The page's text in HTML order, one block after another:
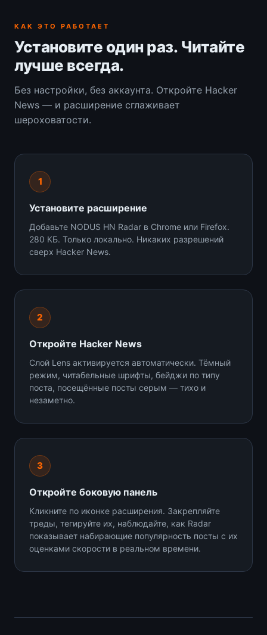
КАК ЭТО РАБОТАЕТ
Установите один раз. Читайте
лучше всегда.
Без настройки, без аккаунта. Откройте Hacker
News — и расширение сглаживает
шероховатости.
1
Установите расширение
Добавьте NODUS HN Radar в Chrome или Firefox.
280 КБ. Только локально. Никаких разрешений
сверх Hacker News.
2
Откройте Hacker News
Слой Lens активируется автоматически. Тёмный
режим, читабельные шрифты, бейджи по типу
поста, посещённые посты серым — тихо и
незаметно.
3
Откройте боковую панель
Кликните по иконке расширения. Закрепляйте
треды, тегируйте их, наблюдайте, как Radar
показывает набирающие популярность посты с их
оценками скорости в реальном времени.